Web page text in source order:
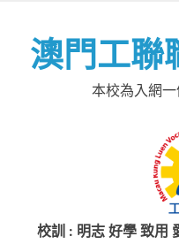
content澳門工聯
本校為入網
校訓 : 明志 好學 致用